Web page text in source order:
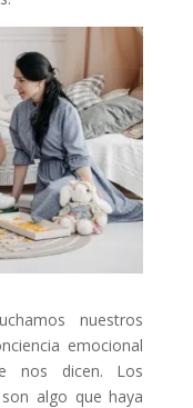
nuestros
emocional
nos dicen. Los
algo que haya